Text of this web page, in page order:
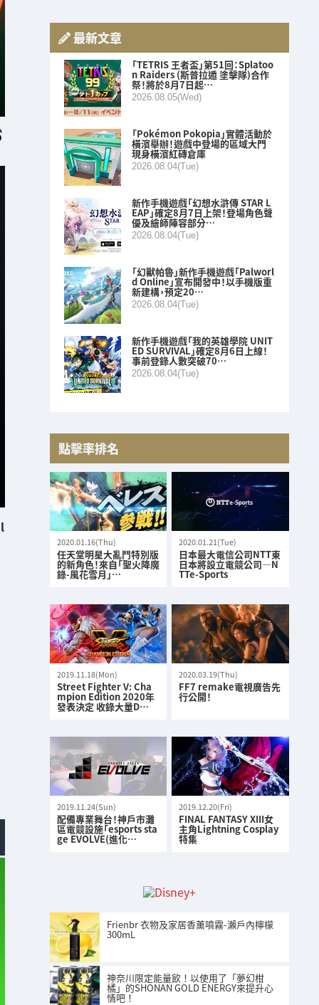
最新文章
「TETRIS 王者盃」第51回：Splatoo
n Raiders (斯普拉遁 塗擊隊)合作
祭！將於8月7日起…
2026.08.05(Wed)
「Pokémon Pokopia」實體活動於
橫濱舉辦！遊戲中登場的區域大門
現身橫濱紅磚倉庫
2026.08.04(Tue)
新作手機遊戲「幻想水滸傳 STAR L
EAP」確定8月7日上架！登場角色聲
優及繪師陣容部分…
2026.08.04(Tue)
「幻獸帕魯」新作手機遊戲「Palworl
d Online」宣布開發中！以手機版重
新建構，預定20…
2026.08.04(Tue)
新作手機遊戲「我的英雄學院 UNIT
ED SURVIVAL」確定8月6日上線！
事前登錄人數突破70…
2026.08.04(Tue)
點擊率排名
2020.01.16(Thu)
任天堂明星大亂鬥特別版
的新角色！來自「聖火降魔
錄-風花雪月」…
2020.01.21(Tue)
日本最大電信公司NTT東
日本將設立電競公司—N
TTe-Sports
2019.11.18(Mon)
Street Fighter V: Cha
mpion Edition 2020年
發表決定 收錄大量D…
2020.03.19(Thu)
FF7 remake電視廣告先
行公開！
2019.11.24(Sun)
配備專業舞台！神戶市灘
區電競設施「esports sta
ge EVOLVE(進化…
2019.12.20(Fri)
FINAL FANTASY XIII女
主角Lightning Cosplay
特集
Frienbr 衣物及家居香薰噴霧-瀨戶內檸檬
300mL
神奈川限定能量飲！以使用了「夢幻柑
橘」的SHONAN GOLD ENERGY來提升心
情吧！